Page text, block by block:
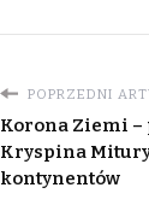
POPRZEDNI
Korona Ziemi –
Kryspina
kontynentów